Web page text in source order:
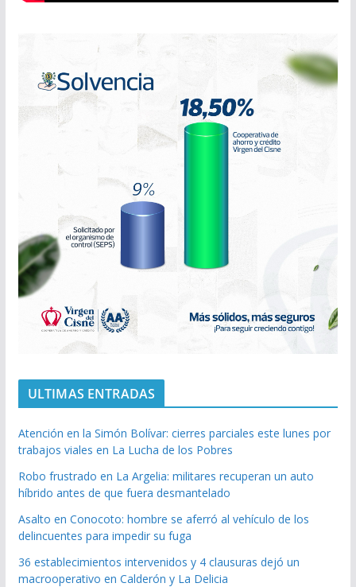
ULTIMAS ENTRADAS
Atención en la Simón Bolívar: cierres parciales este lunes por
trabajos viales en La Lucha de los Pobres
Robo frustrado en La Argelia: militares recuperan un auto
híbrido antes de que fuera desmantelado
Asalto en Conocoto: hombre se aferró al vehículo de los
delincuentes para impedir su fuga
36 establecimientos intervenidos y 4 clausuras dejó un
macrooperativo en Calderón y La Delicia